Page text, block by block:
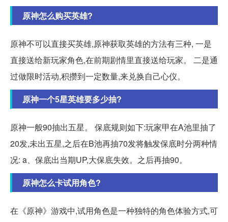
原神怎么购买英雄?
原神不可以直接买英雄,原神获取英雄的方法有三种, 一是
直接送给新玩家角色,在前期剧情里直接送给玩家。 二是通
过做限时活动,积攒到一定数量,来兑换自己心仪。
原神一个5星英雄要多少抽?
原神一般90抽出五星。 保底规则如下:玩家甲在A池里抽了
20发,未出五星,之后在B池再抽70发将触发保底时分两种情
况: a、保底出当期UP,大保底失效。之后再抽90。
原神怎么卡试用角色?
在《原神》游戏中,试用角色是一种独特的角色体验方式,可